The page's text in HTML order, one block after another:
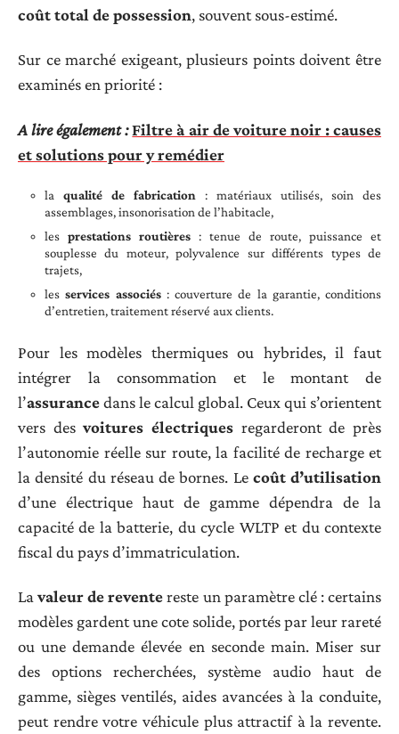
coût total de possession, souvent sous-estimé.
Sur ce marché exigeant, plusieurs points doivent être
examinés en priorité :
A lire également :Filtre à air de voiture noir : causes
et solutions pour y remédier
la qualité de fabrication : matériaux utilisés, soin des
assemblages, insonorisation de l’habitacle,
les prestations routières : tenue de route, puissance et
souplesse du moteur, polyvalence sur différents types de
trajets,
lesservices associés: couverture de la garantie, conditions
d’entretien, traitement réservé aux clients.
Pour les modèles thermiques ou hybrides, il faut
intégrer la consommation et le montant de
l’assurancedans le calcul global. Ceux qui s’orientent
vers desvoitures électriques regarderont de près
l’autonomie réelle sur route, la facilité de recharge et
la densité du réseau de bornes. Le coût d’utilisation
d’une électrique haut de gamme dépendra de la
capacité de la batterie, du cycle WLTP et du contexte
fiscal du pays d’immatriculation.
Lavaleur de reventereste un paramètre clé : certains
modèles gardent une cote solide, portés par leur rareté
ou une demande élevée en seconde main. Miser sur
des options recherchées, système audio haut de
gamme, sièges ventilés, aides avancées à la conduite,
peut rendre votre véhicule plus attractif à la revente.